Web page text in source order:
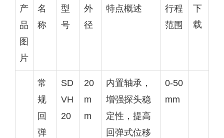
产
品
图
片
名
称
型
号
外
径
特点概述
行程
范围
下
载
常
规
回
弹
SD
VH
20
20
m
m
内置轴承，
增强探头稳
定性，提高
回弹式位移
0-50
mm